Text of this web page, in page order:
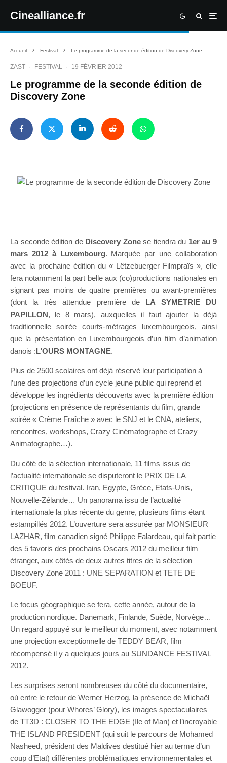
Cinealliance.fr
Accueil Festival Le programme de la seconde édition de Discovery Zone
ZAST · FESTIVAL · 19 FÉVRIER 2012
Le programme de la seconde édition de
Discovery Zone
La seconde édition de Discovery Zonese tiendra du 1er au 9
mars 2012 à Luxembourg. Marquée par une collaboration
avec la prochaine édition du « Lëtzebuerger Filmpraïs », elle
fera notamment la part belle aux (co)productions nationales en
signant pas moins de quatre premières ou avant-premières
(dont la très attendue première de LA SYMETRIE DU
PAPILLON, le 8 mars), auxquelles il faut ajouter la déjà
traditionnelle soirée courts-métrages luxembourgeois, ainsi
que la présentation en Luxembourgeois d’un film d’animation
danois :L’OURS MONTAGNE.
Plus de 2500 scolaires ont déjà réservé leur participation à
l’une des projections d’un cycle jeune public qui reprend et
développe les ingrédients découverts avec la première édition
(projections en présence de représentants du film, grande
soirée « Crème Fraîche » avec le SNJ et le CNA, ateliers,
rencontres, workshops, Crazy Cinématographe et Crazy
Animatographe…).
Du côté de la sélection internationale, 11 films issus de
l’actualité internationale se disputeront le PRIX DE LA
CRITIQUE du festival. Iran, Egypte, Grèce, Etats-Unis,
Nouvelle-Zélande… Un panorama issu de l’actualité
internationale la plus récente du genre, plusieurs films étant
estampillés 2012. L’ouverture sera assurée par MONSIEUR
LAZHAR, film canadien signé Philippe Falardeau, qui fait partie
des 5 favoris des prochains Oscars 2012 du meilleur film
étranger, aux côtés de deux autres titres de la sélection
Discovery Zone 2011 : UNE SEPARATION et TETE DE
BOEUF.
Le focus géographique se fera, cette année, autour de la
production nordique. Danemark, Finlande, Suède, Norvège…
Un regard appuyé sur le meilleur du moment, avec notamment
une projection exceptionnelle de TEDDY BEAR, film
récompensé il y a quelques jours au SUNDANCE FESTIVAL
2012.
Les surprises seront nombreuses du côté du documentaire,
où entre le retour de Werner Herzog, la présence de Michaël
Glawogger (pour Whores’ Glory), les images spectaculaires
de TT3D : CLOSER TO THE EDGE (Ile of Man) et l’incroyable
THE ISLAND PRESIDENT (qui suit le parcours de Mohamed
Nasheed, président des Maldives destitué hier au terme d’un
coup d’Etat) différentes problématiques environnementales et